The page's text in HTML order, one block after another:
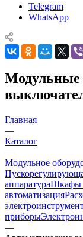
Telegram
WhatsApp
Модульные
Главная
—
Каталог
—
Модульное
аппаратураШкафы
автоматизация
приборы
—